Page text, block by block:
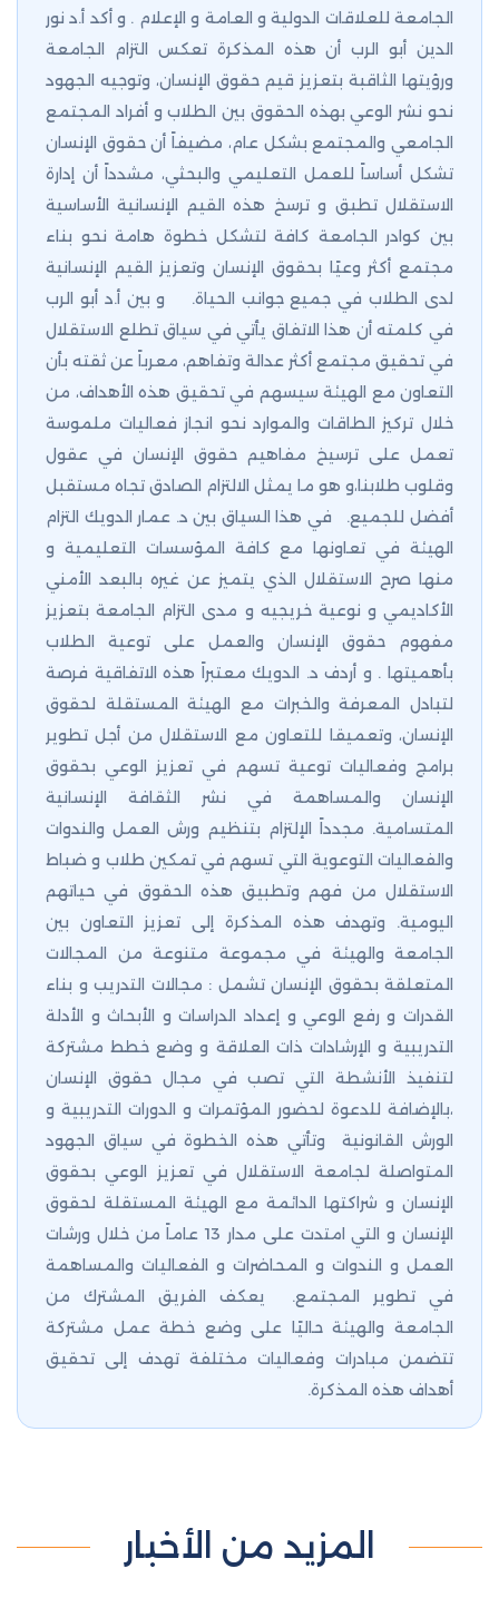
الجامعة للعلاقات الدولية و العامة و الإعلام . و أكد أ.د نور
الدين أبو الرب أن هذه المذكرة تعكس التزام الجامعة
ورؤيتها الثاقبة بتعزيز قيم حقوق الإنسان، وتوجيه الجهود
نحو نشر الوعي بهذه الحقوق بين الطلاب و أفراد المجتمع
الجامعي والمجتمع بشكل عام، مضيفاً أن حقوق الإنسان
تشكل أساساً للعمل التعليمي والبحثي، مشدداً أن إدارة
الاستقلال تطبق و ترسخ هذه القيم الإنسانية الأساسية
بين كوادر الجامعة كافة لتشكل خطوة هامة نحو بناء
مجتمع أكثر وعيًا بحقوق الإنسان وتعزيز القيم الإنسانية
لدى الطلاب في جميع جوانب الحياة. و بين أ.د أبو الرب
في كلمته أن هذا الاتفاق يأتي في سياق تطلع الاستقلال
في تحقيق مجتمع أكثر عدالة وتفاهم، معرباً عن ثقته بأن
التعاون مع الهيئة سيسهم في تحقيق هذه الأهداف، من
خلال تركيز الطاقات والموارد نحو انجاز فعاليات ملموسة
تعمل على ترسيخ مفاهيم حقوق الإنسان في عقول
وقلوب طلابنا،و هو ما يمثل الالتزام الصادق تجاه مستقبل
أفضل للجميع. في هذا السياق بين د. عمار الدويك التزام
الهيئة في تعاونها مع كافة المؤسسات التعليمية و
منها صرح الاستقلال الذي يتميز عن غيره بالبعد الأمني
الأكاديمي و نوعية خريجيه و مدى التزام الجامعة بتعزيز
مفهوم حقوق الإنسان والعمل على توعية الطلاب
بأهميتها . و أردف د. الدويك معتبراً هذه الاتفاقية فرصة
لتبادل المعرفة والخبرات مع الهيئة المستقلة لحقوق
الإنسان، وتعميقا للتعاون مع الاستقلال من أجل تطوير
برامج وفعاليات توعية تسهم في تعزيز الوعي بحقوق
الإنسان والمساهمة في نشر الثقافة الإنسانية
المتسامية. مجدداً الإلتزام بتنظيم ورش العمل والندوات
والفعاليات التوعوية التي تسهم في تمكين طلاب و ضباط
الاستقلال من فهم وتطبيق هذه الحقوق في حياتهم
اليومية. وتهدف هذه المذكرة إلى تعزيز التعاون بين
الجامعة والهيئة في مجموعة متنوعة من المجالات
المتعلقة بحقوق الإنسان تشمل : مجالات التدريب و بناء
القدرات و رفع الوعي و إعداد الدراسات و الأبحاث و الأدلة
التدريبية و الإرشادات ذات العلاقة و وضع خطط مشتركة
لتنفيذ الأنشطة التي تصب في مجال حقوق الإنسان
،بالإضافة للدعوة لحضور المؤتمرات و الدورات التدريبية و
الورش القانونية وتأتي هذه الخطوة في سياق الجهود
المتواصلة لجامعة الاستقلال في تعزيز الوعي بحقوق
الإنسان و شراكتها الدائمة مع الهيئة المستقلة لحقوق
الإنسان و التي امتدت على مدار 13 عاماً من خلال ورشات
العمل و الندوات و المحاضرات و الفعاليات والمساهمة
في تطوير المجتمع. يعكف الفريق المشترك من
الجامعة والهيئة حاليًا على وضع خطة عمل مشتركة
تتضمن مبادرات وفعاليات مختلفة تهدف إلى تحقيق
أهداف هذه المذكرة.
المزيد من الأخبار